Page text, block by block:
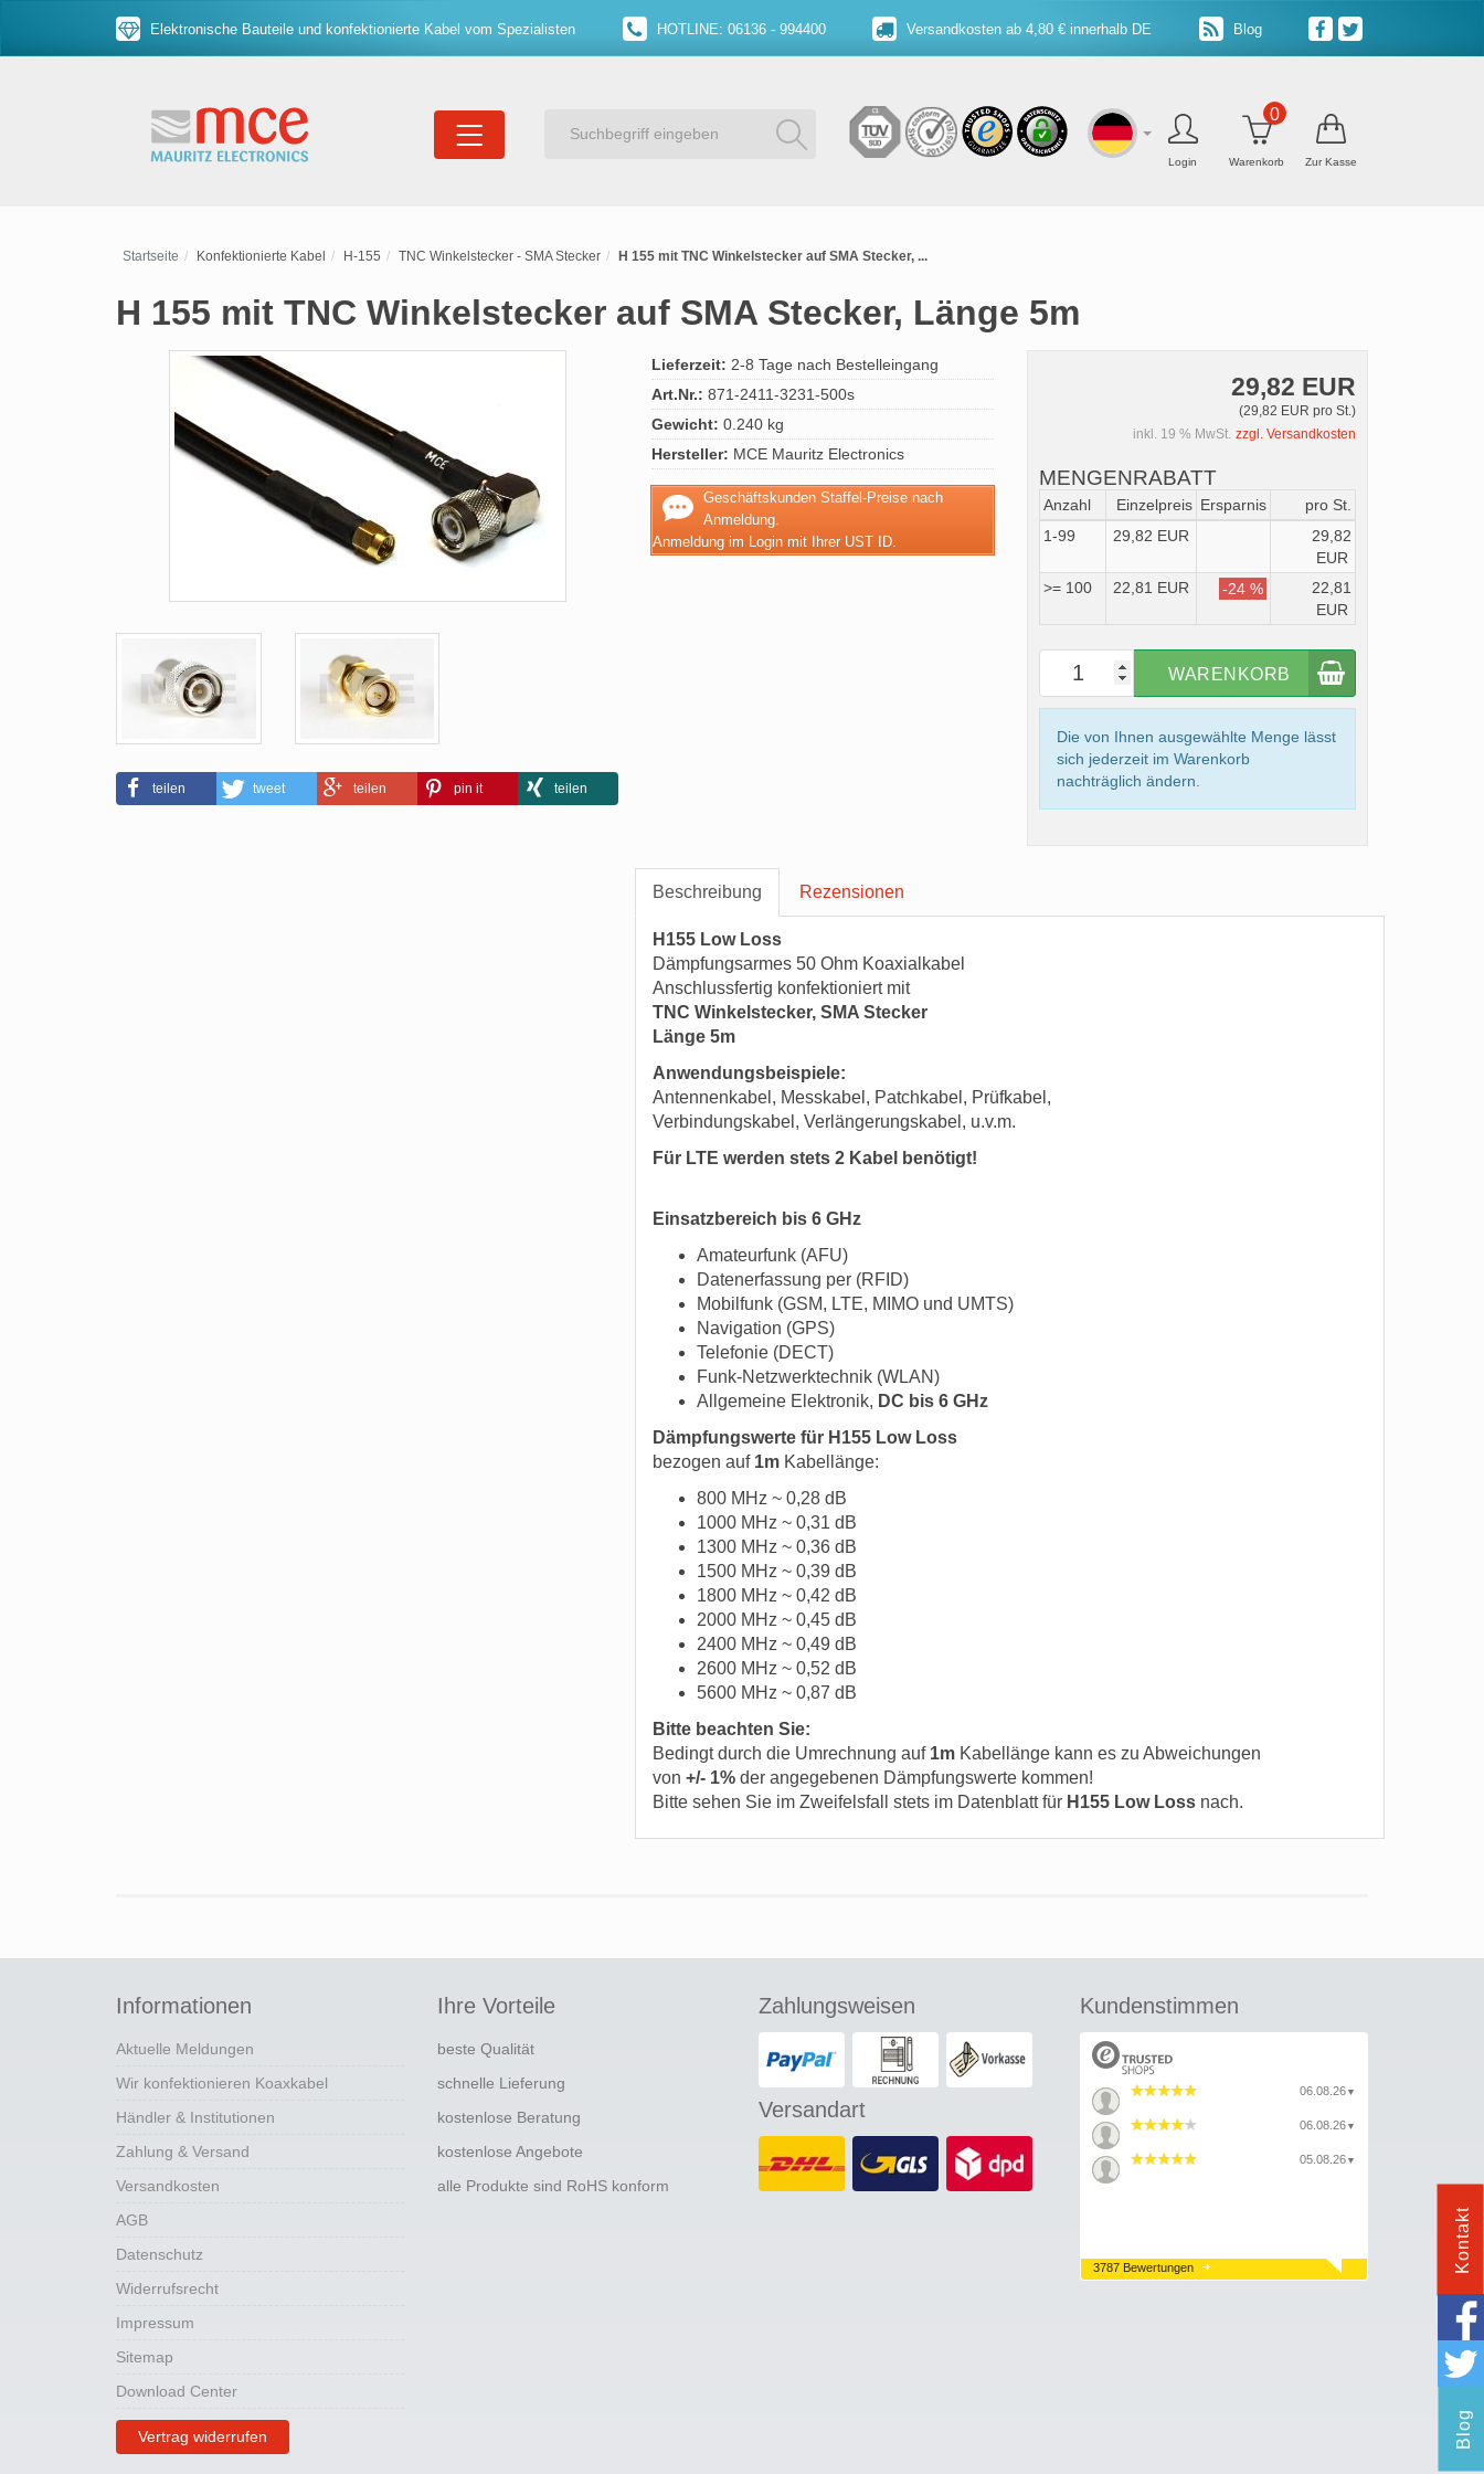
Elektronische Bauteile und konfektionierte Kabel vom Spezialisten HOTLINE: 06136 - 994400 Versandkosten ab 4,80 € innerhalb DE Blog
Login Warenkorb
0
Zur Kasse
Startseite Konfektionierte Kabel H-155 TNC Winkelstecker - SMA Stecker H 155 mit TNC Winkelstecker auf SMA Stecker, ...
H 155 mit TNC Winkelstecker auf SMA Stecker, Länge 5m
teilen tweet teilen pin it teilen
Lieferzeit: 2-8 Tage nach Bestelleingang
Art.Nr.: 871-2411-3231-500s
Gewicht: 0.240 kg
Hersteller: MCE Mauritz Electronics
Geschäftskunden Staffel-Preise nach
Anmeldung.
Anmeldung im Login mit Ihrer UST ID.
29,82 EUR
(29,82 EUR pro St.)
inkl. 19 % MwSt. zzgl. Versandkosten
MENGENRABATT
Anzahl Einzelpreis Ersparnis
pro St.
1-99
29,82 EUR
29,82
EUR
>= 100
22,81 EUR -24 %
22,81
EUR
WARENKORB
Die von Ihnen ausgewählte Menge lässt
sich jederzeit im Warenkorb
nachträglich ändern.
Beschreibung Rezensionen
H155 Low Loss
Dämpfungsarmes 50 Ohm Koaxialkabel
Anschlussfertig konfektioniert mit
TNC Winkelstecker, SMA Stecker
Länge 5m
Anwendungsbeispiele:
Antennenkabel, Messkabel, Patchkabel, Prüfkabel,
Verbindungskabel, Verlängerungskabel, u.v.m.
Für LTE werden stets 2 Kabel benötigt!
Einsatzbereich bis 6 GHz
Amateurfunk (AFU)
Datenerfassung per (RFID)
Mobilfunk (GSM, LTE, MIMO und UMTS)
Navigation (GPS)
Telefonie (DECT)
Funk-Netzwerktechnik (WLAN)
Allgemeine Elektronik, DC bis 6 GHz
Dämpfungswerte für H155 Low Loss
bezogen auf 1m Kabellänge:
800 MHz ~ 0,28 dB
1000 MHz ~ 0,31 dB
1300 MHz ~ 0,36 dB
1500 MHz ~ 0,39 dB
1800 MHz ~ 0,42 dB
2000 MHz ~ 0,45 dB
2400 MHz ~ 0,49 dB
2600 MHz ~ 0,52 dB
5600 MHz ~ 0,87 dB
Bitte beachten Sie:
Bedingt durch die Umrechnung auf 1m Kabellänge kann es zu Abweichungen
von +/- 1% der angegebenen Dämpfungswerte kommen!
Bitte sehen Sie im Zweifelsfall stets im Datenblatt für H155 Low Loss nach.
Informationen
Aktuelle Meldungen
Wir konfektionieren Koaxkabel
Händler & Institutionen
Zahlung & Versand
Versandkosten
AGB
Datenschutz
Widerrufsrecht
Impressum
Sitemap
Download Center
Vertrag widerrufen
Ihre Vorteile
beste Qualität
schnelle Lieferung
kostenlose Beratung
kostenlose Angebote
alle Produkte sind RoHS konform
Zahlungsweisen
Versandart
Kundenstimmen
06.08.26 ▼
06.08.26 ▼
05.08.26 ▼
3787 Bewertungen Kontakt
Blog